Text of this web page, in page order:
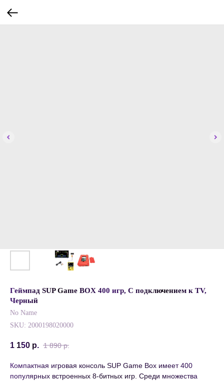
Геймпад SUP Game BOX 400 игр, С подключением к TV,
Черный
No Name
SKU: 2000198020000
1 150 р. 1 890 р.
Компактная игровая консоль SUP Game Box имеет 400
популярных встроенных 8-битных игр. Среди множества